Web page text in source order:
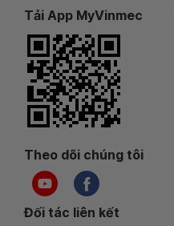
Tải App MyVinmec
Theo dõi chúng tôi
Đối tác liên kết